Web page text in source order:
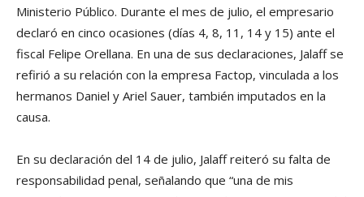
Ministerio Público. Durante el mes de julio, el empresario
declaró en cinco ocasiones (días 4, 8, 11, 14 y 15) ante el
fiscal Felipe Orellana. En una de sus declaraciones, Jalaff se
refirió a su relación con la empresa Factop, vinculada a los
hermanos Daniel y Ariel Sauer, también imputados en la
causa.
En su declaración del 14 de julio, Jalaff reiteró su falta de
responsabilidad penal, señalando que “una de mis